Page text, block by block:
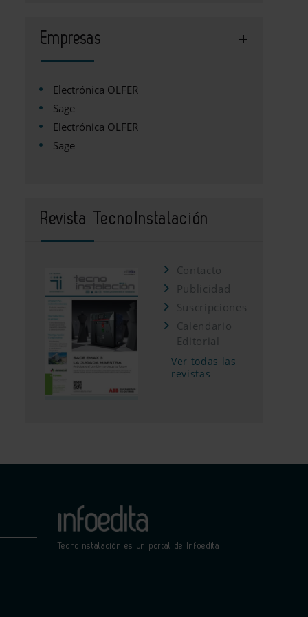
Empresas
Electrónica OLFER
Sage
Electrónica OLFER
Sage
Revista TecnoInstalación
Contacto
Publicidad
Suscripciones
Calendario
Editorial
Ver todas las
revistas
TecnoInstalación es un portal de Infoedita